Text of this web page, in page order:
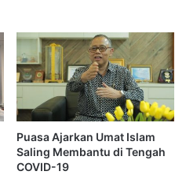
Puasa Ajarkan Umat Islam
Saling Membantu di Tengah
COVID-19